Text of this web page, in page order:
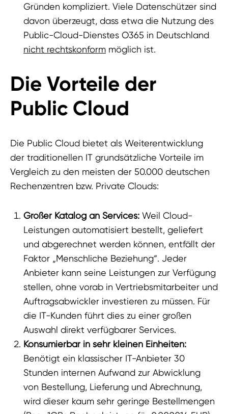
Gründen kompliziert. Viele Datenschützer sind
davon überzeugt, dass etwa die Nutzung des
Public-Cloud-Dienstes O365 in Deutschland
nicht rechtskonformmöglich ist.
Die Vorteile der
Public Cloud
Die Public Cloud bietet als Weiterentwicklung
der traditionellen IT grundsätzliche Vorteile im
Vergleich zu den meisten der 50.000 deutschen
Rechenzentren bzw. Private Clouds:
Großer Katalog an Services:Weil Cloud-
Leistungen automatisiert bestellt, geliefert
und abgerechnet werden können, entfällt der
Faktor „Menschliche Beziehung“. Jeder
Anbieter kann seine Leistungen zur Verfügung
stellen, ohne vorab in Vertriebsmitarbeiter und
Auftragsabwickler investieren zu müssen. Für
die IT-Kunden führt dies zu einer großen
Auswahl direkt verfügbarer Services.
Konsumierbar in sehr kleinen Einheiten:
Benötigt ein klassischer IT-Anbieter 30
Stunden internen Aufwand zur Abwicklung
von Bestellung, Lieferung und Abrechnung,
wird dieser kaum sehr geringe Bestellmengen